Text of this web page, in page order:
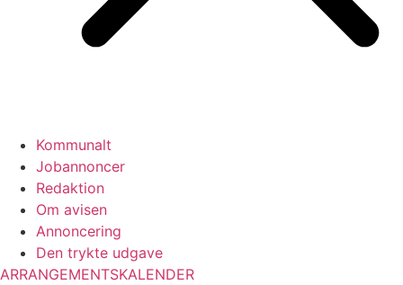
Kommunalt
Jobannoncer
Redaktion
Om avisen
Annoncering
Den trykte udgave
ARRANGEMENTSKALENDER